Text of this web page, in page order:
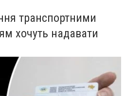
транспортними
хочуть надавати